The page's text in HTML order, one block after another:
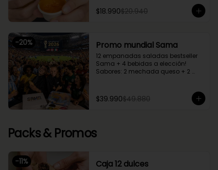
Chupe Palmitos, Margherita. Una
caja perfecta para compartir entre
$18.990$20.940
-20% Promo mundial Sama
12 empanadas saladas bestseller
Sama + 4 bebidas a elección!
Sabores: 2 mechada queso + 2
palmitos
$39.990$49.880
Packs & Promos
-11% Caja 12 dulces